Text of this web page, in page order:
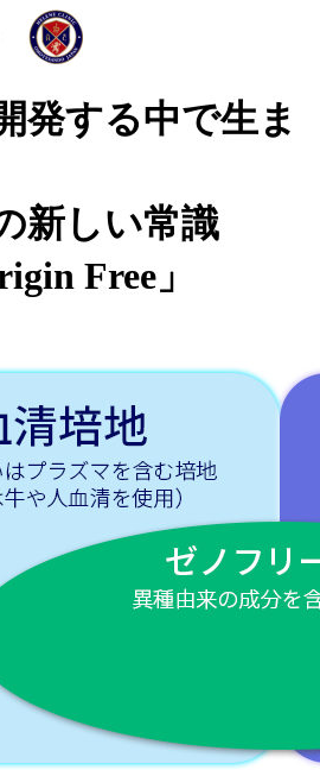
発する中で生ま
新しい常識
Free」